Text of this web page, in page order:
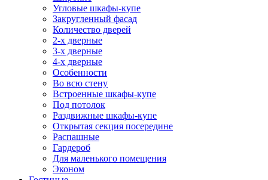
Угловые шкафы-купе
Закругленный фасад
Количество дверей
2-х дверные
3-х дверные
4-х дверные
Особенности
Во всю стену
Встроенные шкафы-купе
Под потолок
Раздвижные шкафы-купе
Открытая секция посередине
Распашные
Гардероб
Для маленького помещения
Эконом